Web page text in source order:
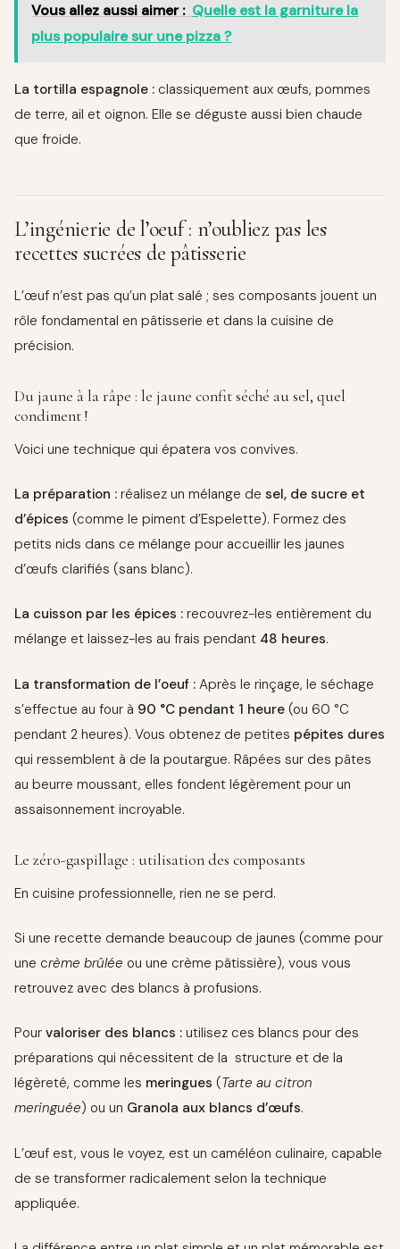
Vous allez aussi aimer : Quelle est la garniture la
plus populaire sur une pizza ?
La tortilla espagnole : classiquement aux œufs, pommes
de terre, ail et oignon. Elle se déguste aussi bien chaude
que froide.
L’ingénierie de l’oeuf : n’oubliez pas les
recettes sucrées de pâtisserie
L’œuf n’est pas qu’un plat salé ; ses composants jouent un
rôle fondamental en pâtisserie et dans la cuisine de
précision.
Du jaune à la râpe : le jaune confit séché au sel, quel
condiment !
Voici une technique qui épatera vos convives.
La préparation : réalisez un mélange de sel, de sucre et
d’épices (comme le piment d’Espelette). Formez des
petits nids dans ce mélange pour accueillir les jaunes
d’œufs clarifiés (sans blanc).
La cuisson par les épices : recouvrez-les entièrement du
mélange et laissez-les au frais pendant 48 heures.
La transformation de l’oeuf : Après le rinçage, le séchage
s’effectue au four à 90 °C pendant 1 heure (ou 60 °C
pendant 2 heures). Vous obtenez de petites pépites dures
qui ressemblent à de la poutargue. Râpées sur des pâtes
au beurre moussant, elles fondent légèrement pour un
assaisonnement incroyable.
Le zéro-gaspillage : utilisation des composants
En cuisine professionnelle, rien ne se perd.
Si une recette demande beaucoup de jaunes (comme pour
une crème brûlée ou une crème pâtissière), vous vous
retrouvez avec des blancs à profusions.
Pour valoriser des blancs : utilisez ces blancs pour des
préparations qui nécessitent de la structure et de la
légèreté, comme les meringues (Tarte au citron
meringuée) ou un Granola aux blancs d’œufs.
L’œuf est, vous le voyez, est un caméléon culinaire, capable
de se transformer radicalement selon la technique
appliquée.